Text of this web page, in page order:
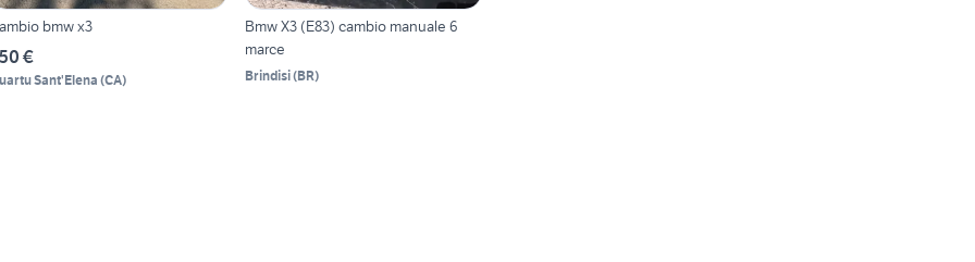
bmw x3
€
Sant'Elena (CA)
Bmw X3 (E83) cambio manuale 6
marce
Brindisi(BR)